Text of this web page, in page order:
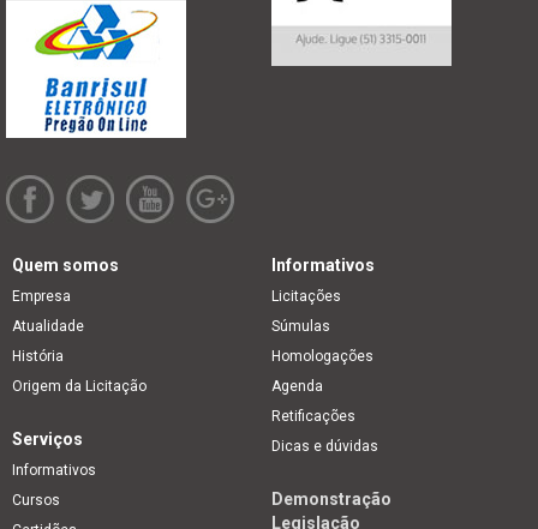
Quem somos
Empresa
Atualidade
História
Origem da Licitação
Informativos
Licitações
Súmulas
Homologações
Agenda
Retificações
Dicas e dúvidas
Serviços
Informativos
Cursos
Demonstração
Legislação